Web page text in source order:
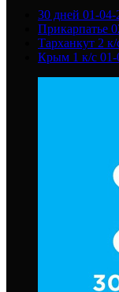
30 дней 01-04-
Прикарпатье
Тарханкут 2 к/
Крым 1 к/с 01-